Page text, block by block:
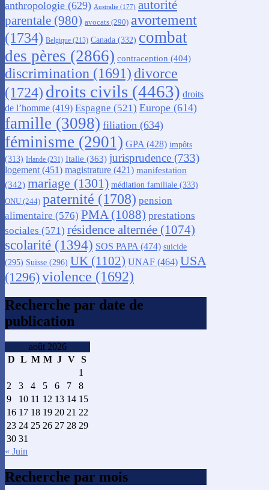
anthropologie (629) Australie (177) autorité
parentale (980) avocats (290) avortement
(1734) Belgique (213) Canada (332) combat
des pères (2866) contraception (404)
discrimination (1691) divorce
(1724) droits civils (4463) droits
de l’homme (419) Espagne (521) Europe (614)
famille (3098) filiation (634)
féminisme (2901) GPA (428) impôts
(313) Irlande (231) Italie (363) jurisprudence (733)
logement (451) magistrature (421) manifestation
(342) mariage (1301) médiation familiale (333)
ONU (244) paternité (1708) pension
alimentaire (576) PMA(1088) prestations
sociales (571) résidence alternée (1074)
scolarité (1394) SOS PAPA(474) suicide
(295) Suisse (296) UK (1102) UNAF (464) USA
(1296)violence (1692)
Recherche par date de
publication
août 2026
D L M M J V S
1
2
3 4 5 6 7
8
9
10 11 12 13 14 15
16 17 18 19 20 21 22
23 24 25 26 27 28 29
30 31
« Juin
Recherche par mois